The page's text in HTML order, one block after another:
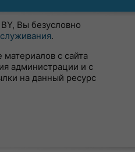
Вы безусловно
.
с сайта
администрации и с
на данный ресурс